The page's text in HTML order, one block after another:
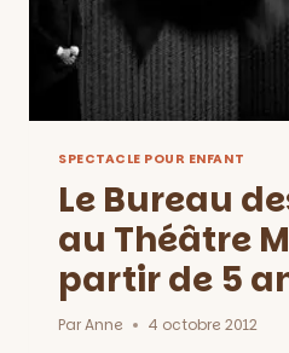
SPECTACLE POUR ENFANT
Le Bureau
au Théâtre
partir de 5
ParAnne 4 octobre 2012